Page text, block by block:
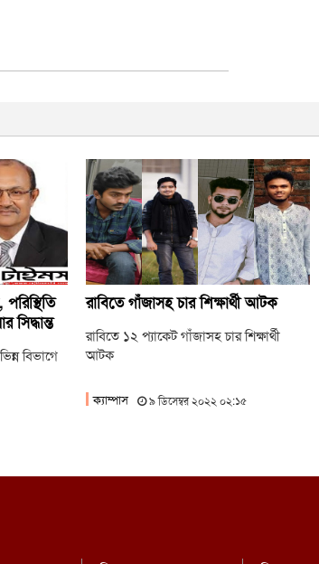
ববিতে
জুলাই
র‍্যালি ও
জুলাই
মুখোশ:
সিদ্ধান্ত
বিভাগে
রাবিতে গাঁজাসহ চার শিক্ষার্থী আটক
রাবিতে ১২ প্যাকেট গাঁজাসহ চার শিক্ষার্থী
আটক
ক্যাম্পাস ৯ ডিসেম্বর ২০২২ ০২:১৫